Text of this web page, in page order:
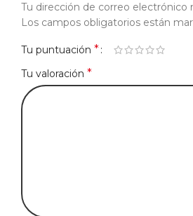
Tu dirección de correo electrónico
Los campos obligatorios están
Tu puntuación *
Tu valoración *